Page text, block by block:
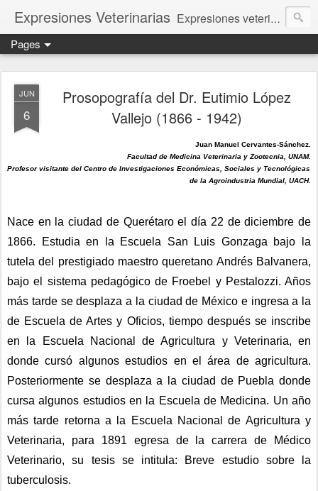
Expresiones Veterinarias Expresiones veterinarias es una publicación en linea de la biblioteca de la Facultad de Veterinaria y Zootecnia de la UNAM
Pages
JUN
6
Prosopografía del Dr. Eutimio López
Vallejo (1866 - 1942)
Juan Manuel Cervantes-Sánchez.
Facultad de Medicina Veterinaria y Zootecnia, UNAM.
Profesor visitante del Centro de Investigaciones Económicas, Sociales y Tecnológicas
de la Agroindustria Mundial, UACH.
Nace en la ciudad de Querétaro el día 22 de diciembre de
1866. Estudia en la Escuela San Luis Gonzaga bajo la
tutela del prestigiado maestro queretano Andrés Balvanera,
bajo el sistema pedagógico de Froebel y Pestalozzi. Años
más tarde se desplaza a la ciudad de México e ingresa a la
de Escuela de Artes y Oficios, tiempo después se inscribe
en la Escuela Nacional de Agricultura y Veterinaria, en
donde cursó algunos estudios en el área de agricultura.
Posteriormente se desplaza a la ciudad de Puebla donde
cursa algunos estudios en la Escuela de Medicina. Un año
más tarde retorna a la Escuela Nacional de Agricultura y
Veterinaria, para 1891 egresa de la carrera de Médico
Veterinario, su tesis se intitula: Breve estudio sobre la
tuberculosis.